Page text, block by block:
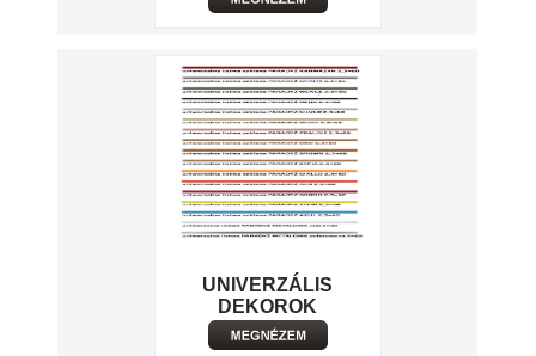
UNIVERZÁLIS
DEKOROK